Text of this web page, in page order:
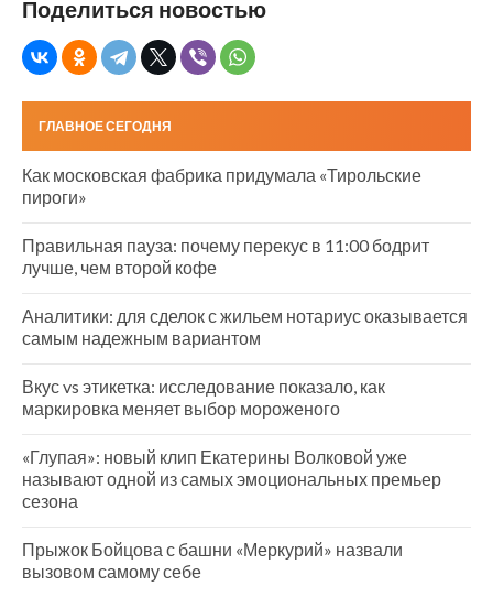
Поделиться новостью
ГЛАВНОЕ СЕГОДНЯ
Как московская фабрика придумала «Тирольские
пироги»
Правильная пауза: почему перекус в 11:00 бодрит
лучше, чем второй кофе
Аналитики: для сделок с жильем нотариус оказывается
самым надежным вариантом
Вкус vs этикетка: исследование показало, как
маркировка меняет выбор мороженого
«Глупая»: новый клип Екатерины Волковой уже
называют одной из самых эмоциональных премьер
сезона
Прыжок Бойцова с башни «Меркурий» назвали
вызовом самому себе